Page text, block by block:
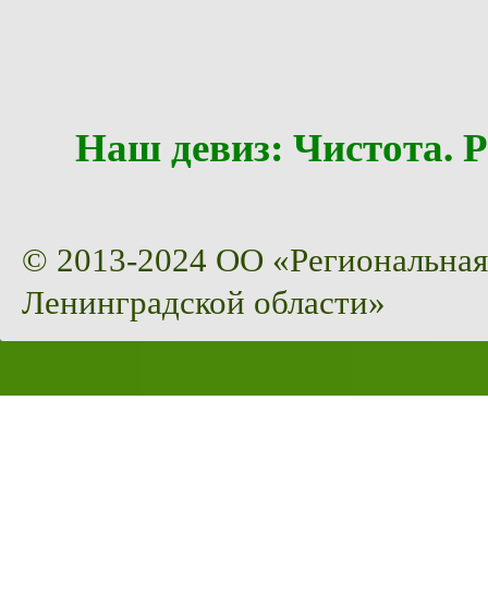
Наш девиз:
© 2013-2024 ОО
Ленинградской области»